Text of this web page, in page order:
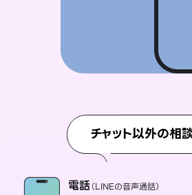
チャット以外の相
電話（LINEの音声通話）